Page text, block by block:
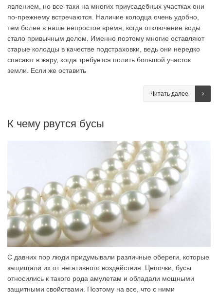
явлением, но все-таки на многих приусадебных участках они
по-прежнему встречаются. Наличие колодца очень удобно,
тем более в наше непростое время, когда отключение воды
стало привычным делом. Именно поэтому многие оставляют
старые колодцы в качестве подстраховки, ведь они нередко
спасают в жару, когда требуется полить большой участок
земли. Если же оставить
Читать далее
К чему рвутся бусы
С давних пор люди придумывали различные обереги, которые
защищали их от негативного воздействия. Цепочки, бусы
относились к такого рода амулетам и обладали мощными
защитными свойствами. Поэтому на все, что с ними